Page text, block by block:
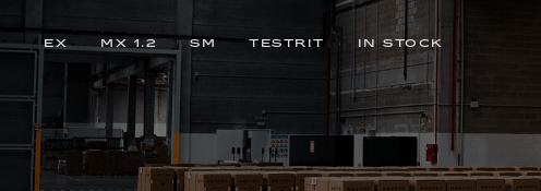
EX MX 1.2 SM TESTRIT IN STOCK